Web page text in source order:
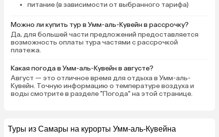
отпуск быть в отеле. Анимаций и
не было. Да и в целом мы много
никогда не ожидаем от отелей.
Ещё утром прилив, вечером
катере до островов посмотреть
фламинго (если отдыхаете более
5 дней).
питание (в зависимости от выбранного тарифа)
Можно ли купить тур в Умм-аль-Кувейн в рассрочку?
Да, для большей части предложений предоставляется
возможность оплаты тура частями с рассрочкой
платежа.
Какая погода в Умм-аль-Кувейн в августе?
Август — это отличное время для отдыха в Умм-аль-
Кувейн. Точную информацию о температуре воздуха и
воды смотрите в разделе "Погода" на этой странице.
Туры из Самары на курорты Умм-аль-Кувейна